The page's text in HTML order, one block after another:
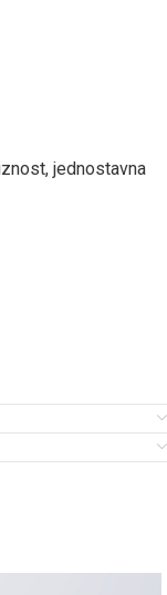
jednostavna